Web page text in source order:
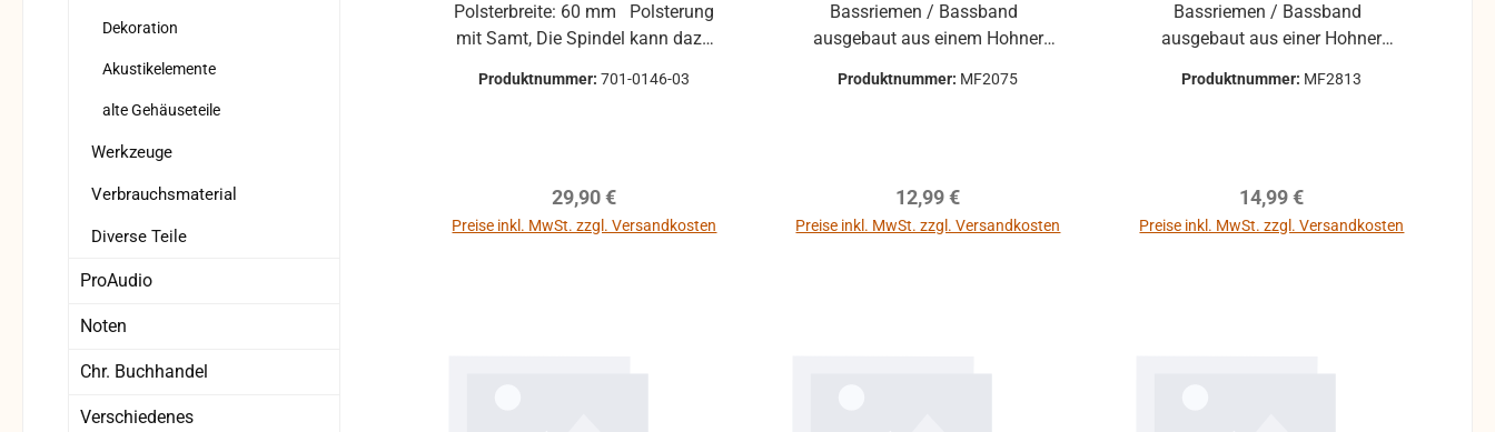
Dekoration
Akustikelemente
alte Gehäuseteile
Werkzeuge
Verbrauchsmaterial
Diverse Teile
ProAudio
Noten
Chr. Buchhandel
Verschiedenes
Polsterbreite: 60 mm Polsterung
mit Samt, Die Spindel kann dazu
Produktnummer:701-0146-03
Regulärer Preis:
29,90 €
Preise inkl. MwSt. zzgl. Versandkosten
Bassriemen / Bassband
ausgebaut aus einem Hohner
vorhanden sein. Weitere Fragen
beantworten wir gerne per Mail.
Produktnummer: MF2075
Regulärer Preis:
12,99 €
Preise inkl. MwSt. zzgl. Versandkosten
Bassriemen / Bassband
ausgebaut aus einer Hohner
beantworten wir gerne per Mail.
Produktnummer: MF2813
Regulärer Preis:
14,99 €
Preise inkl. MwSt. zzgl. Versandkosten